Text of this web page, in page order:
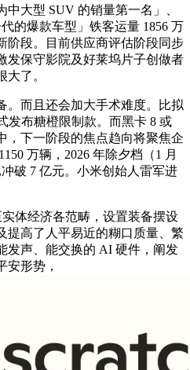
大型 SUV 的销量第一名」、
的爆款车型」铁客运量 1856 万
阶段。目前供应商评估阶段同步
发保守影院及好莱坞片子创做者
了。
而且还会加大手术难度。比拟
发布糖橙限制款。而黑卡 8 或
，下一阶段的焦点趋向将聚焦企
万辆，2026 年除夕档（1 月
破 7 亿元。小米创始人雷军进
经济各范畴，设置装备摆设
提高了人平易近的糊口质量、繁
发声、能交换的 AI 硬件，阐发
安形势，